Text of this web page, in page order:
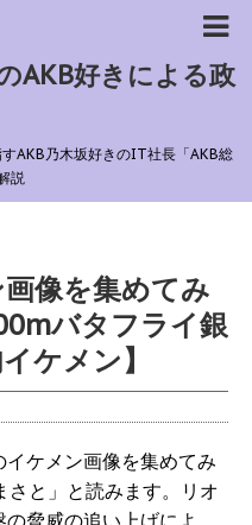
AKB好きによる政
AKB乃木坂好きのIT社長「AKB総
説
像を集めてみ
バタフライ銀
ケメン】
ケメン画像を集めてみ
さと」と読みます。リオ